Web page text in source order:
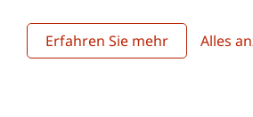
Erfahren Sie mehr Alles